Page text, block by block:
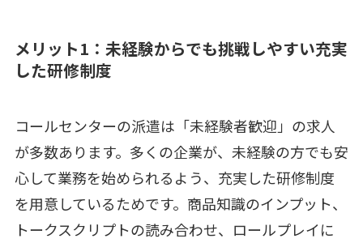
メリット1：未経験からでも挑戦しやすい充実
した研修制度
コールセンターの派遣は「未経験者歓迎」の求人
が多数あります。多くの企業が、未経験の方でも安
心して業務を始められるよう、充実した研修制度
を用意しているためです。商品知識のインプット、
トークスクリプトの読み合わせ、ロールプレイに